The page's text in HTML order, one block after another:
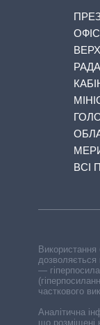
ОФІС
РАДА
ВСІ
Використання
дозволяється
—
часткового
Аналітична
що розміщені